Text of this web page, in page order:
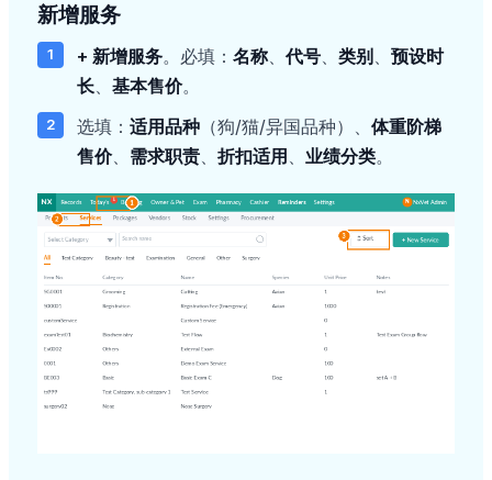
新增服务
+ 新增服务。必填： 名称、 代号 类别
预设时
长
基本售价。
选填： 适用品种 （狗/猫/异国品种）、 体重阶梯
售价、 需求职责 折扣适用 业绩分类。